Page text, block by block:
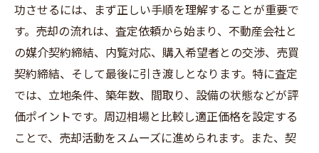
功させるには、まず正しい手順を理解することが重要で
す。売却の流れは、査定依頼から始まり、不動産会社と
の媒介契約締結、内覧対応、購入希望者との交渉、売買
契約締結、そして最後に引き渡しとなります。特に査定
では、立地条件、築年数、間取り、設備の状態などが評
価ポイントです。周辺相場と比較し適正価格を設定する
ことで、売却活動をスムーズに進められます。また、契